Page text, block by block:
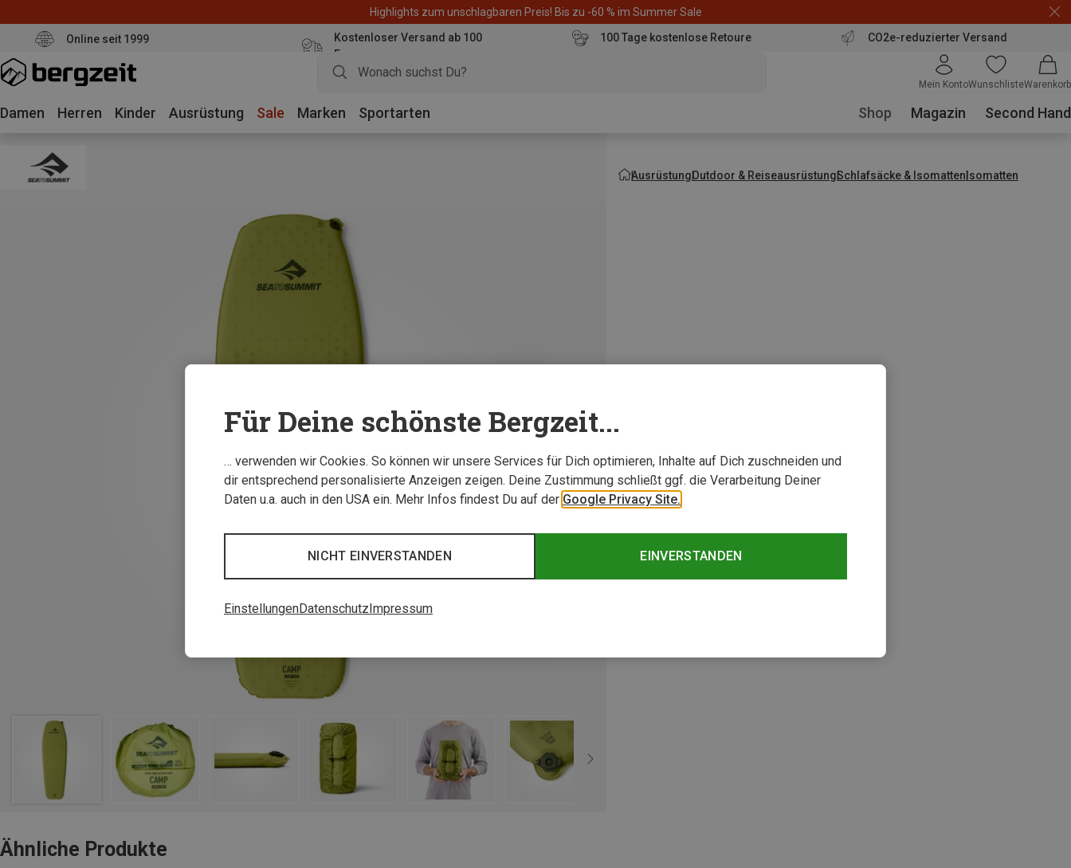
Highlights zum unschlagbaren Preis! Bis zu -60 % im Summer Sale
Online seit 1999
Kostenloser Versand ab 100
Euro
100 Tage kostenlose Retoure CO2e-reduzierter Versand
Mein KontoWunschlisteWarenkorb
Damen Herren Kinder Ausrüstung Sale Marken Sportarten Shop Magazin Second Hand
AusrüstungOutdoor & ReiseausrüstungSchlafsäcke & IsomattenIsomatten
Ähnliche Produkte
Für Deine schönste Bergzeit...
… verwenden wir Cookies. So können wir unsere Services für Dich optimieren, Inhalte auf Dich zuschneiden und
dir entsprechend personalisierte Anzeigen zeigen. Deine Zustimmung schließt ggf. die Verarbeitung Deiner
Daten u.a. auch in den USA ein. Mehr Infos findest Du auf der Google Privacy Site.
EINVERSTANDEN
NICHT EINVERSTANDEN
EinstellungenDatenschutz Impressum